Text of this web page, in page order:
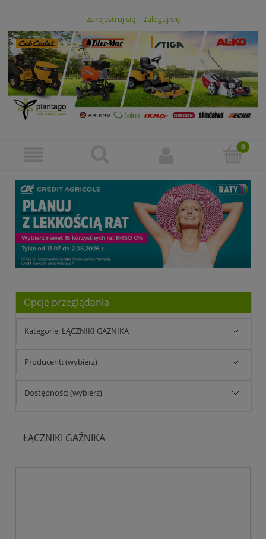
Zarejestruj się Zaloguj się
Opcje przeglądania
Kategorie: ŁĄCZNIKI GAŹNIKA
Producent: (wybierz)
Dostępność: (wybierz)
ŁĄCZNIKI GAŹNIKA